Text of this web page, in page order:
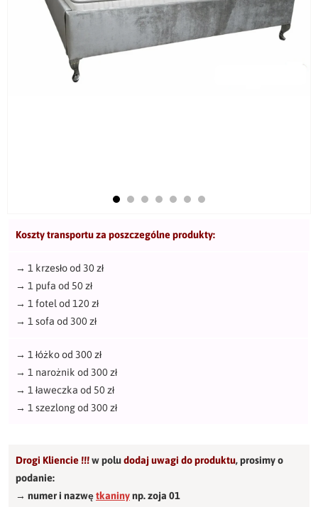
Koszty transportu za poszczególne produkty:
→ 1 krzesło od 30 zł
→ 1 pufa od 50 zł
→ 1 fotel od 120 zł
→ 1 sofa od 300 zł
→ 1 łóżko od 300 zł
→ 1 narożnik od 300 zł
→ 1 ławeczka od 50 zł
→ 1 szezlong od 300 zł
Drogi Kliencie !!!w poludodaj uwagi do produktu,prosimy o
podanie:
→ numer i nazwętkaninynp. zoja 01